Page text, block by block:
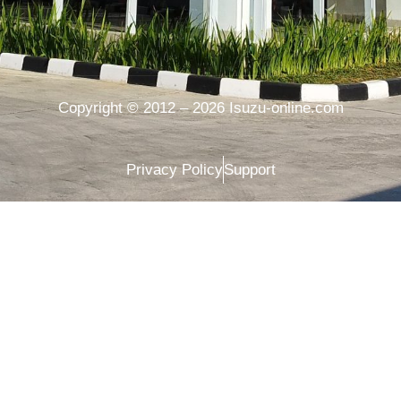
Copyright © 2012 – 2026 Isuzu-online.com
Privacy PolicySupport